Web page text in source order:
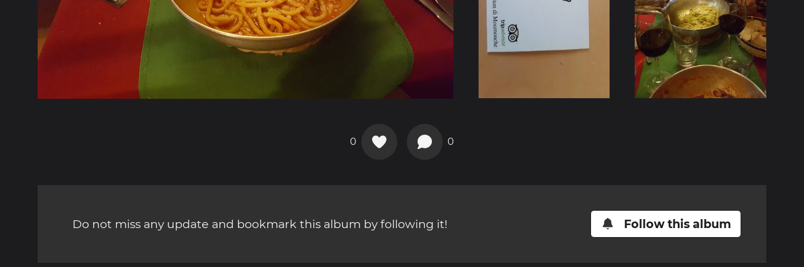
0 0
Do not miss any update and bookmark this album by following it! Follow this album